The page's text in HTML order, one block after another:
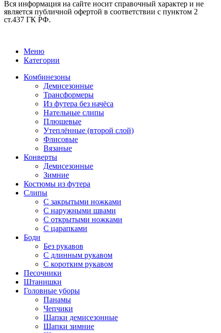
Вся информация на сайте носит справочный характер и не
является публичной офертой в соответствии с пунктом 2
ст.437 ГК РФ.
Меню
Категории
Комбинезоны
Демисезонные
Трансформеры
Из футера без начёса
Нательные слипы
Плюшевые
Утеплённые (второй слой)
Флисовые
Вязаные
Конверты
Демисезонные
Зимние
Костюмы из футера
Слипы
С закрытыми ножками
С наружными швами
С открытыми ножками
С царапками
Боди
Без рукавов
С длинным рукавом
С коротким рукавом
Песочники
Штанишки
Головные уборы
Панамы
Чепчики
Шапки демисезонные
Шапки зимние